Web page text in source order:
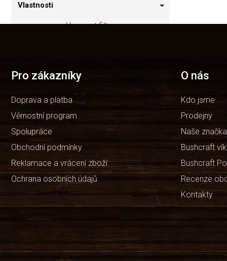
Vlastnosti
Vymazat filtry
Pro zákazníky
Doprava a platba
Věrnostní program
Spolupráce
Obchodní podmínky
Reklamace a vrácení zboží
Ochrana osobních údajů
O nás
Kdo jsme
Prodejny
Naše
Bushcraft
Bushcraft
Recenze
Kontakty